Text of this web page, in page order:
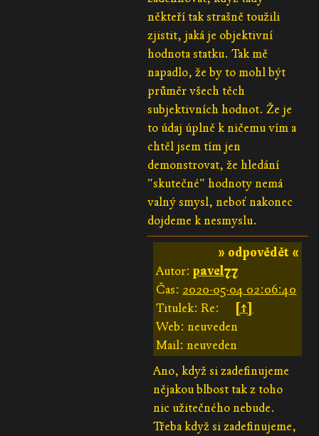
někteří tak strašně toužili
zjistit, jaká je objektivní
hodnota statku. Tak mě
napadlo, že by to mohl být
průměr všech těch
subjektivních hodnot. Že je
to údaj úplně k ničemu vím a
chtěl jsem tím jen
demonstrovat, že hledání
"skutečné" hodnoty nemá
valný smysl, neboť nakonec
dojdeme k nesmyslu.
» odpovědět «
Autor:pavel77
Čas: 2020-05-04 02:06:40
Titulek: Re:
[↑]
Web: neuveden
Mail: neuveden
Ano, když si zadefinujeme
nějakou blbost tak z toho
nic užitečného nebude.
Třeba když si zadefinujeme,